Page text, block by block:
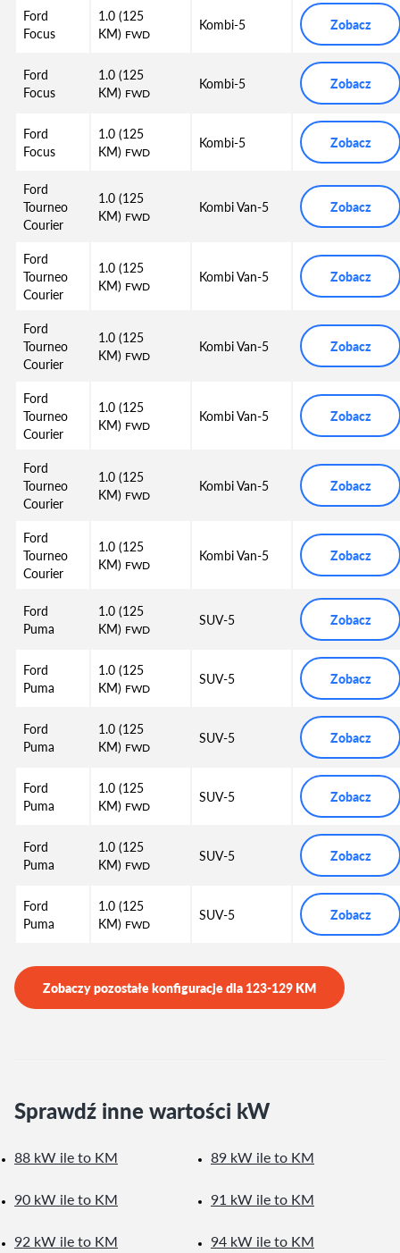
Ford
Focus
1.0 (125
KM) FWD
Kombi-5 Zobacz
Ford
Focus
1.0 (125
KM) FWD
Kombi-5 Zobacz
Ford
Focus
1.0 (125
KM) FWD
Kombi-5 Zobacz
Ford
Tourneo
Courier
1.0 (125
KM) FWD
Kombi Van-5 Zobacz
Ford
Tourneo
Courier
1.0 (125
KM) FWD
Kombi Van-5 Zobacz
Ford
Tourneo
Courier
1.0 (125
KM) FWD
Kombi Van-5 Zobacz
Ford
Tourneo
Courier
1.0 (125
KM) FWD
Kombi Van-5 Zobacz
Ford
Tourneo
Courier
1.0 (125
KM) FWD
Kombi Van-5 Zobacz
Ford
Tourneo
Courier
1.0 (125
KM) FWD
Kombi Van-5 Zobacz
Ford
Puma
1.0 (125
KM) FWD
SUV-5 Zobacz
Ford
Puma
1.0 (125
KM) FWD
SUV-5 Zobacz
Ford
Puma
1.0 (125
KM) FWD
SUV-5 Zobacz
Ford
Puma
1.0 (125
KM) FWD
SUV-5 Zobacz
Ford
Puma
1.0 (125
KM) FWD
SUV-5 Zobacz
Ford
Puma
1.0 (125
KM) FWD
SUV-5 Zobacz
Zobaczy pozostałe konfiguracje dla 123-129 KM
Sprawdź inne wartości kW
88 kW ile to KM 89 kW ile to KM
90 kW ile to KM 91 kW ile to KM
92 kW ile to KM 94 kW ile to KM